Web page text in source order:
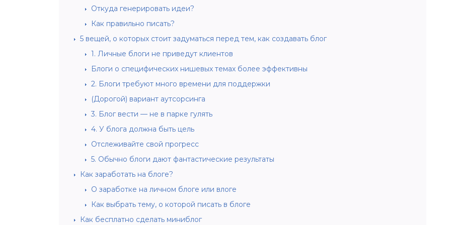
Откуда генерировать идеи?
Как правильно писать?
5 вещей, о которых стоит задуматься перед тем, как создавать блог
1. Личные блоги не приведут клиентов
Блоги о специфических нишевых темах более эффективны
2. Блоги требуют много времени для поддержки
(Дорогой) вариант аутсорсинга
3. Блог вести — не в парке гулять
4. У блога должна быть цель
Отслеживайте свой прогресс
5. Обычно блоги дают фантастические результаты
Как заработать на блоге?
О заработке на личном блоге или влоге
Как выбрать тему, о которой писать в блоге
Как бесплатно сделать миниблог